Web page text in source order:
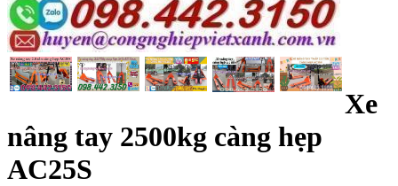
Xe
nâng tay 2500kg càng hẹp
AC25S